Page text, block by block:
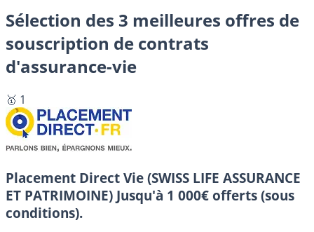
Sélection des 3 meilleures offres de
souscription de contrats
d'assurance-vie
🥇 1
Placement Direct Vie (SWISS LIFE ASSURANCE
ET PATRIMOINE) Jusqu'à 1 000€ offerts (sous
conditions).